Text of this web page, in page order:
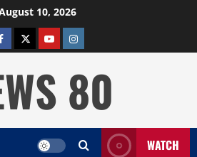
10, 2026
twitterYOUTUBE
instagram
80
WATCH